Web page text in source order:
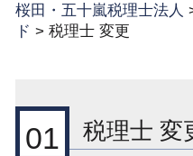
桜田・五十嵐税理士法人
ド > 税理士 変更
01 税理士 変